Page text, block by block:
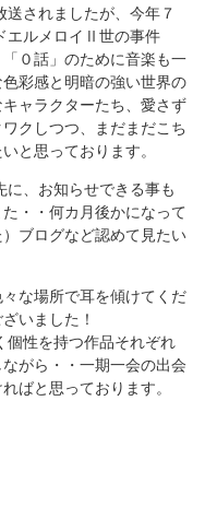
されましたが、今年７
エルメロイⅡ世の事件
０話」のために音楽も一
彩感と明暗の強い世界の
ャラクターたち、愛さず
クしつつ、まだまだこち
と思っております。
、お知らせできる事も
・・何カ月後かになって
ブログなど認めて見たい
な場所で耳を傾けてくだ
いました！
個性を持つ作品それぞれ
がら・・一期一会の出会
ばと思っております。